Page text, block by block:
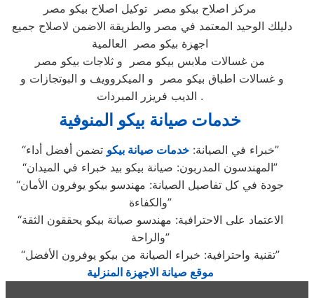
مركز اصلاح بيكو مصر توكيل اصلاح بيكو مصر
اجهزة بيكو مصر العالمية
من غسالات ملابس بيكو مصر و ثلاجات بيكو مصر
الديب فريزر المبردات .
خدمات صيانة بيكو المنوفية
“خبراء في الصيانة:خدمات صيانة بيكو
تضمن أفضل أداء”
“المهندسون المدربون: صيانة بيكو بيد خبراء في الميدان”
“جودة في كل تفاصيل الصيانة: مهندسو بيكو يوفرون الأمان
والكفاءة”
“الاعتماد على الاحترافية: مهندسو صيانة بيكو يحققون الثقة
والراحة”
“تقنية واحترافية: خبراء الصيانة من بيكو يوفرون الأفضل”
موقع صيانة الاجهزة المنزلية